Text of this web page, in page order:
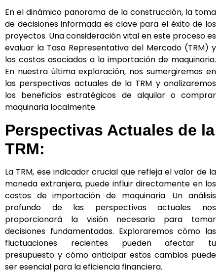
En el dinámico panorama de la construcción, la toma
de decisiones informada es clave para el éxito de los
proyectos. Una consideración vital en este proceso es
evaluar la Tasa Representativa del Mercado (TRM) y
los costos asociados a la importación de maquinaria.
En nuestra última exploración, nos sumergiremos en
las perspectivas actuales de la TRM y analizaremos
los beneficios estratégicos de alquilar o comprar
maquinaria localmente.
Perspectivas Actuales de la
TRM:
La TRM, ese indicador crucial que refleja el valor de la
moneda extranjera, puede influir directamente en los
costos de importación de maquinaria. Un análisis
profundo de las perspectivas actuales nos
proporcionará la visión necesaria para tomar
decisiones fundamentadas. Exploraremos cómo las
fluctuaciones recientes pueden afectar tu
presupuesto y cómo anticipar estos cambios puede
ser esencial para la eficiencia financiera.